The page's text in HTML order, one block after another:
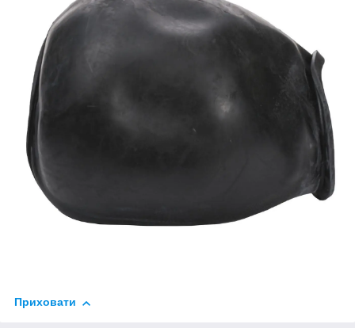
Приховати